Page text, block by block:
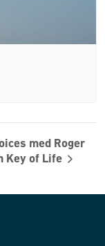
med Roger
Key of Life